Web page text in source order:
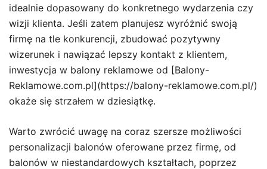
idealnie dopasowany do konkretnego wydarzenia czy
wizji klienta. Jeśli zatem planujesz wyróżnić swoją
firmę na tle konkurencji, zbudować pozytywny
wizerunek i nawiązać lepszy kontakt z klientem,
inwestycja w balony reklamowe od [Balony-
Reklamowe.com.pl](https://balony-reklamowe.com.pl/)
okaże się strzałem w dziesiątkę.
Warto zwrócić uwagę na coraz szersze możliwości
personalizacji balonów oferowane przez firmę, od
balonów w niestandardowych kształtach, poprzez